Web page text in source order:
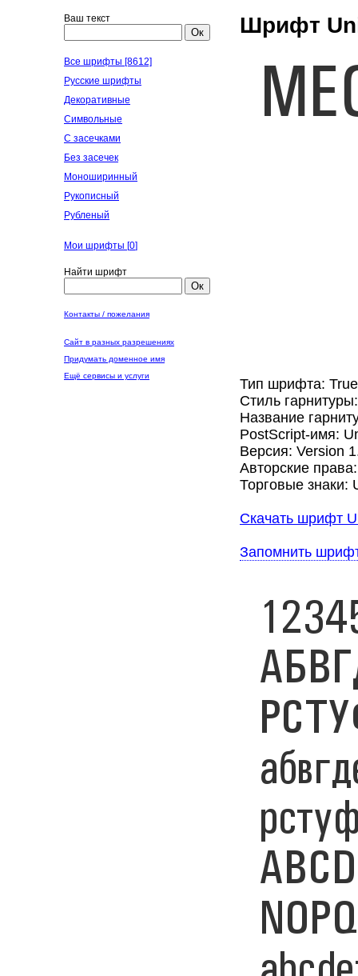
Ваш текст
Ок
Все шрифты [8612]
Русские шрифты
Декоративные
Символьные
С засечками
Без засечек
Моноширинный
Рукописный
Рубленый
Мои шрифты [0]
Найти шрифт
Ок
Контакты / пожелания
Сайт в разных разрешениях
Придумать доменное имя
Ещё сервисы и услуги
Шрифт
Тип шрифта:
Стиль
Название
PostScript-имя:
Версия: Version
Авторские
Торговые знаки:
Скачать шрифт
Запомнить